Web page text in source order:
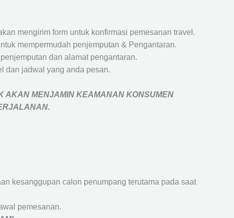
mengirim form untuk konfirmasi pemesanan travel.
mempermudah penjemputan & Pengantaran.
dan alamat pengantaran.
dan jadwal yang anda pesan.
AKAN MENJAMIN KEAMANAN KONSUMEN
.
kesanggupan calon penumpang terutama pada saat
pemesanan.